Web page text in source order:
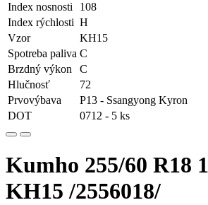
Index nosnosti
108
Index rýchlosti H
Vzor
KH15
Spotreba paliva C
Brzdný výkon
C
Hlučnosť
72
Prvovýbava
P13 - Ssangyong Kyron
DOT
0712 - 5 ks
Kumho 255/60 R18
KH15 /2556018/